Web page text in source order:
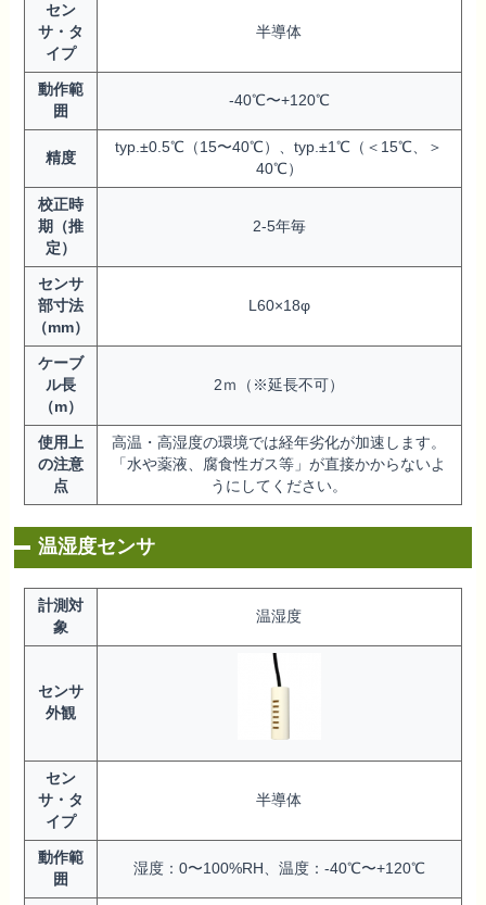
セン
サ・タ
イプ
半導体
動作範
囲
-40℃〜+120℃
精度
typ.±0.5℃（15〜40℃）、typ.±1℃（＜15℃、＞
40℃）
校正時
期（推
定）
2-5年毎
センサ
部寸法
（mm）
L60×18φ
ケーブ
ル長
（m）
2ｍ（※延長不可）
使用上
の注意
点
高温・高湿度の環境では経年劣化が加速します。
「水や薬液、腐食性ガス等」が直接かからないよ
うにしてください。
温湿度センサ
計測対
象
温湿度
センサ
外観
セン
サ・タ
イプ
半導体
動作範
囲
湿度：0〜100%RH、温度：-40℃〜+120℃